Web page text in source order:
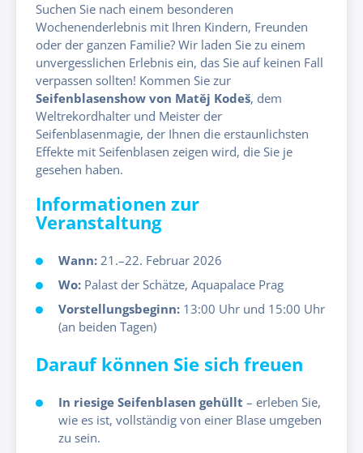
Suchen Sie nach einem besonderen
Wochenenderlebnis mit Ihren Kindern, Freunden
oder der ganzen Familie? Wir laden Sie zu einem
unvergesslichen Erlebnis ein, das Sie auf keinen Fall
verpassen sollten! Kommen Sie zur
Seifenblasenshow von Matěj Kodeš, dem
Weltrekordhalter und Meister der
Seifenblasenmagie, der Ihnen die erstaunlichsten
Effekte mit Seifenblasen zeigen wird, die Sie je
gesehen haben.
Informationen zur
Veranstaltung
Wann: 21.–22. Februar 2026
Wo: Palast der Schätze, Aquapalace Prag
Vorstellungsbeginn: 13:00 Uhr und 15:00 Uhr
(an beiden Tagen)
Darauf können Sie sich freuen
In riesige Seifenblasen gehüllt – erleben Sie,
wie es ist, vollständig von einer Blase umgeben
zu sein.